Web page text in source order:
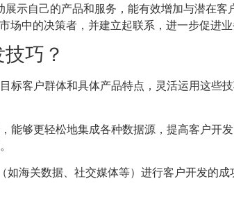
示自己的产品和服务，能有效增加与潜在客
中的决策者，并建立起联系，进一步促进业
巧？
标客户群体和具体产品特点，灵活运用这些
，能够更轻松地集成各种数据源，提高客户开
海关数据、社交媒体等）进行客户开发的